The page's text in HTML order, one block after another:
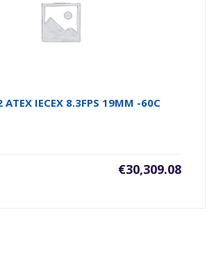
IECEX 8.3FPS 19MM -60C
€30,309.08